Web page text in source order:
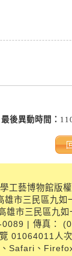
最後異動時間：
工藝博物館版
雄市三民區九如
雄市三民區九
| 傳真：
01064011人次
Safari、